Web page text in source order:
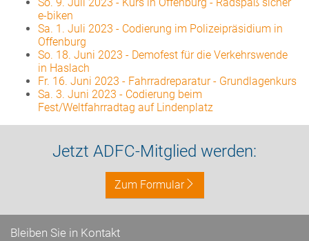
e-biken
Sa. 1. Juli 2023 - Codierung im Polizeipräsidium in
Offenburg
So. 18. Juni 2023 - Demofest für die Verkehrswende
in Haslach
Fr. 16. Juni 2023 - Fahrradreparatur - Grundlagenkurs
Sa. 3. Juni 2023 - Codierung beim
Fest/Weltfahrradtag auf Lindenplatz
Jetzt ADFC-Mitglied werden:
Zum Formular
Bleiben Sie in Kontakt